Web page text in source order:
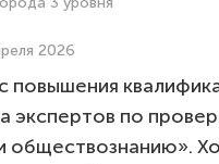
2026
повышения
экспертов по
обществознанию».